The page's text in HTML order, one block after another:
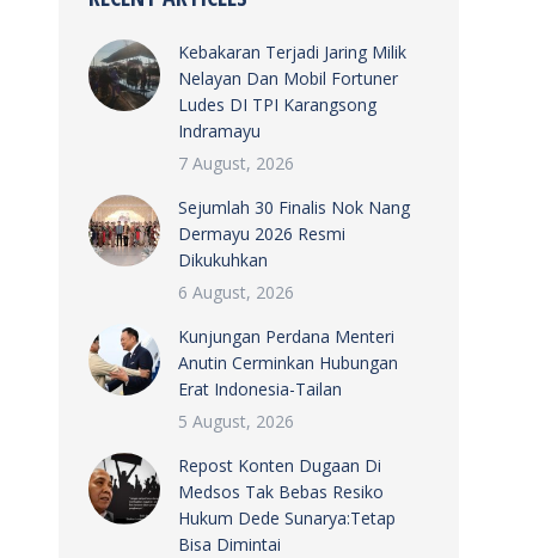
Kebakaran Terjadi Jaring Milik
Nelayan Dan Mobil Fortuner
Ludes DI TPI Karangsong
Indramayu
7 August, 2026
Sejumlah 30 Finalis Nok Nang
Dermayu 2026 Resmi
Dikukuhkan
6 August, 2026
Kunjungan Perdana Menteri
Anutin Cerminkan Hubungan
Erat Indonesia-Tailan
5 August, 2026
Repost Konten Dugaan Di
Medsos Tak Bebas Resiko
Hukum Dede Sunarya:Tetap
Bisa Dimintai